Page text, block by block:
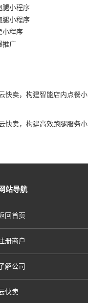
腿小程序
腿小程序​
小程序
推广​
快卖，构建智能店内点餐小
快卖，构建高效跑腿服务小
站导航
回首页
册商户
解公司
快卖